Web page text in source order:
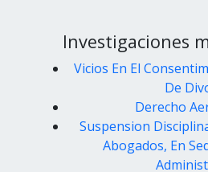
Investigaciones
Vicios En El
De
Derecho
Suspension
Abogados, En